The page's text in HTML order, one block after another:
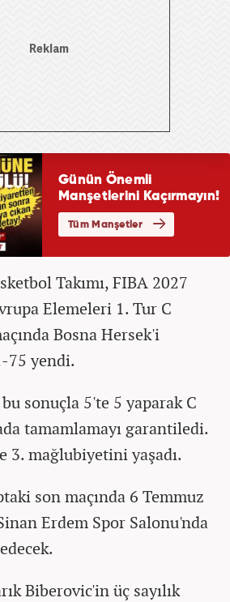
Takımı, FIBA 2027
Elemeleri 1. Tur C
Bosna Hersek'i
75 yendi.
sonuçla 5'te 5 yaparak C
tamamlamayı garantiledi.
3. mağlubiyetini yaşadı.
son maçında 6 Temmuz
Erdem Spor Salonu'nda
Biberovic'in üç sayılık